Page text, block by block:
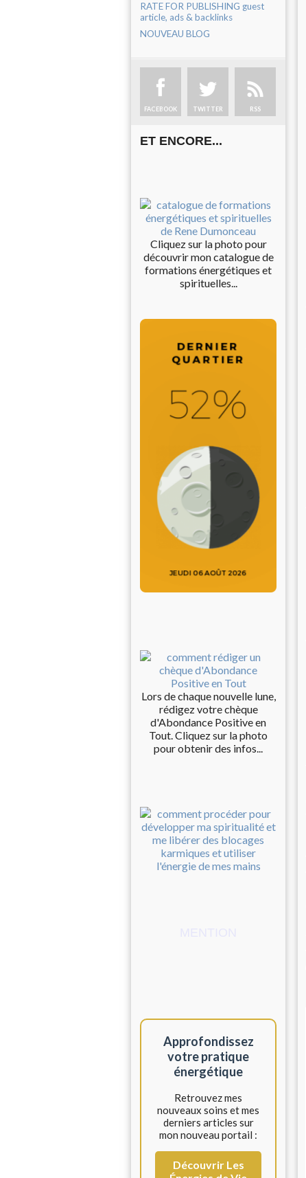
RATE FOR PUBLISHING guest
article, ads & backlinks
NOUVEAU BLOG
FACEBOOK TWITTER RSS
ET ENCORE...
Cliquez sur la photo pour
découvrir mon catalogue de
formations énergétiques et
spirituelles...
Lors de chaque nouvelle lune,
rédigez votre chèque
d'Abondance Positive en
Tout. Cliquez sur la photo
pour obtenir des infos...
Approfondissez
votre pratique
énergétique
Retrouvez mes
nouveaux soins et mes
derniers articles sur
mon nouveau portail :
Découvrir Les